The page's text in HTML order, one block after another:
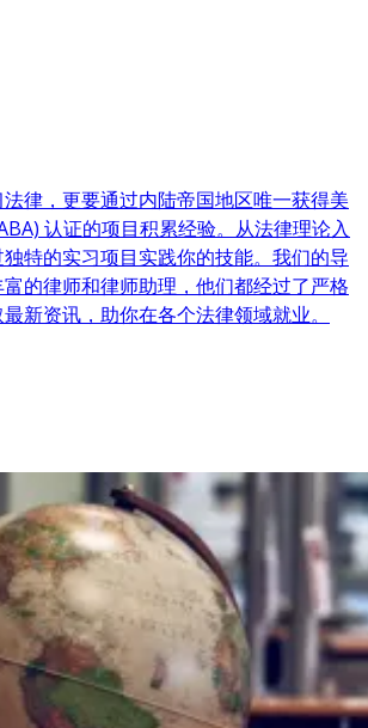
律，更要通过内陆帝国地区唯一获得美
认证的项目积累经验。从法律理论入
特的实习项目实践你的技能。我们的导
的律师和律师助理，他们都经过了严格
新资讯，助你在各个法律领域就业。